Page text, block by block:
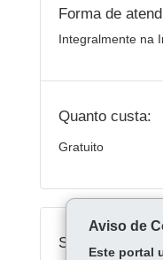
Forma de
Integralmente na
Quanto custa:
Gratuito
Serviços
Aviso de
Este portal